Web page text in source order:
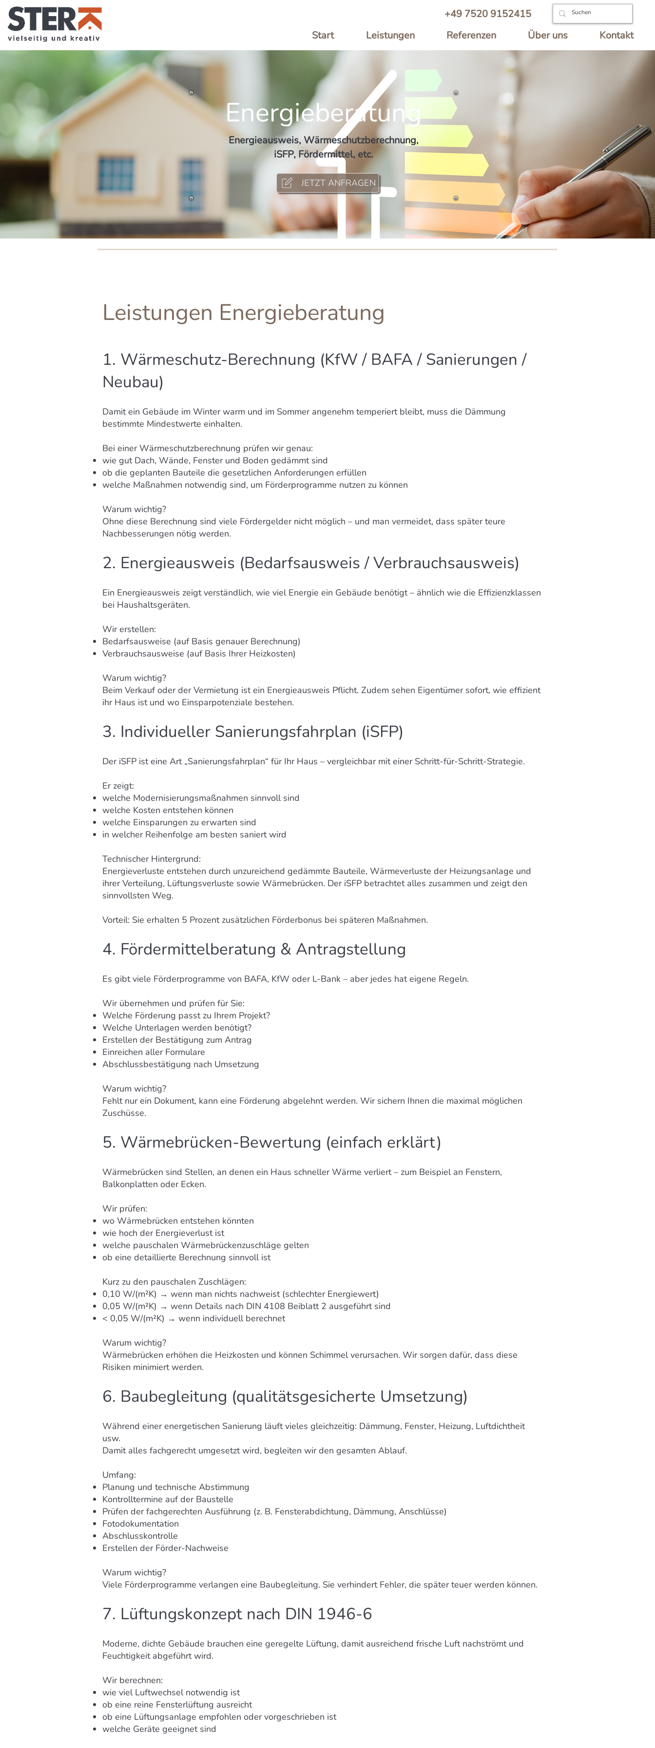
+49 7520 9152415
Start
Leistungen Referenzen Über uns Kontakt
Energieberatung
Energieausweis, Wärmeschutzberechnung,
iSFP, Fördermittel, etc.
JETZT ANFRAGEN
Leistungen Energieberatung
1. Wärmeschutz-Berechnung (KfW / BAFA / Sanierungen /
Neubau)
Damit ein Gebäude im Winter warm und im Sommer angenehm temperiert bleibt, muss die Dämmung
bestimmte Mindestwerte einhalten.
Bei einer Wärmeschutzberechnung prüfen wir genau:
wie gut Dach, Wände, Fenster und Boden gedämmt sind
ob die geplanten Bauteile die gesetzlichen Anforderungen erfüllen
welche Maßnahmen notwendig sind, um Förderprogramme nutzen zu können
Warum wichtig?
Ohne diese Berechnung sind viele Fördergelder nicht möglich – und man vermeidet, dass später teure
Nachbesserungen nötig werden.
2. Energieausweis (Bedarfsausweis / Verbrauchsausweis)
Ein Energieausweis zeigt verständlich, wie viel Energie ein Gebäude benötigt – ähnlich wie die Effizienzklassen
bei Haushaltsgeräten.
Wir erstellen:
Bedarfsausweise (auf Basis genauer Berechnung)
Verbrauchsausweise (auf Basis Ihrer Heizkosten)
Warum wichtig?
Beim Verkauf oder der Vermietung ist ein Energieausweis Pflicht. Zudem sehen Eigentümer sofort, wie effizient
ihr Haus ist und wo Einsparpotenziale bestehen.
3. Individueller Sanierungsfahrplan (iSFP)
Der iSFP ist eine Art „Sanierungsfahrplan“ für Ihr Haus – vergleichbar mit einer Schritt-für-Schritt-Strategie.
Er zeigt:
welche Modernisierungsmaßnahmen sinnvoll sind
welche Kosten entstehen können
welche Einsparungen zu erwarten sind
in welcher Reihenfolge am besten saniert wird
Technischer Hintergrund:
Energieverluste entstehen durch unzureichend gedämmte Bauteile, Wärmeverluste der Heizungsanlage und
ihrer Verteilung, Lüftungsverluste sowie Wärmebrücken. Der iSFP betrachtet alles zusammen und zeigt den
sinnvollsten Weg.
Vorteil: Sie erhalten 5 Prozent zusätzlichen Förderbonus bei späteren Maßnahmen.
4. Fördermittelberatung & Antragstellung
Es gibt viele Förderprogramme von BAFA, KfW oder L-Bank – aber jedes hat eigene Regeln.
Wir übernehmen und prüfen für Sie:
Welche Förderung passt zu Ihrem Projekt?
Welche Unterlagen werden benötigt?
Erstellen der Bestätigung zum Antrag
Einreichen aller Formulare
Abschlussbestätigung nach Umsetzung
Warum wichtig?
Fehlt nur ein Dokument, kann eine Förderung abgelehnt werden. Wir sichern Ihnen die maximal möglichen
Zuschüsse.
5. Wärmebrücken-Bewertung (einfach erklärt)
Wärmebrücken sind Stellen, an denen ein Haus schneller Wärme verliert – zum Beispiel an Fenstern,
Balkonplatten oder Ecken.
Wir prüfen:
wo Wärmebrücken entstehen könnten
wie hoch der Energieverlust ist
welche pauschalen Wärmebrückenzuschläge gelten
ob eine detaillierte Berechnung sinnvoll ist
Kurz zu den pauschalen Zuschlägen:
0,10 W/(m²K) → wenn man nichts nachweist (schlechter Energiewert)
0,05 W/(m²K) → wenn Details nach DIN 4108 Beiblatt 2 ausgeführt sind
< 0,05 W/(m²K) → wenn individuell berechnet
Warum wichtig?
Wärmebrücken erhöhen die Heizkosten und können Schimmel verursachen. Wir sorgen dafür, dass diese
Risiken minimiert werden.
6. Baubegleitung (qualitätsgesicherte Umsetzung)
Während einer energetischen Sanierung läuft vieles gleichzeitig: Dämmung, Fenster, Heizung, Luftdichtheit
usw.
Damit alles fachgerecht umgesetzt wird, begleiten wir den gesamten Ablauf.
Umfang:
Planung und technische Abstimmung
Kontrolltermine auf der Baustelle
Prüfen der fachgerechten Ausführung (z. B. Fensterabdichtung, Dämmung, Anschlüsse)
Fotodokumentation
Abschlusskontrolle
Erstellen der Förder-Nachweise
Warum wichtig?
Viele Förderprogramme verlangen eine Baubegleitung. Sie verhindert Fehler, die später teuer werden können.
7. Lüftungskonzept nach DIN 1946-6
Moderne, dichte Gebäude brauchen eine geregelte Lüftung, damit ausreichend frische Luft nachströmt und
Feuchtigkeit abgeführt wird.
Wir berechnen:
wie viel Luftwechsel notwendig ist
ob eine reine Fensterlüftung ausreicht
ob eine Lüftungsanlage empfohlen oder vorgeschrieben ist
welche Geräte geeignet sind